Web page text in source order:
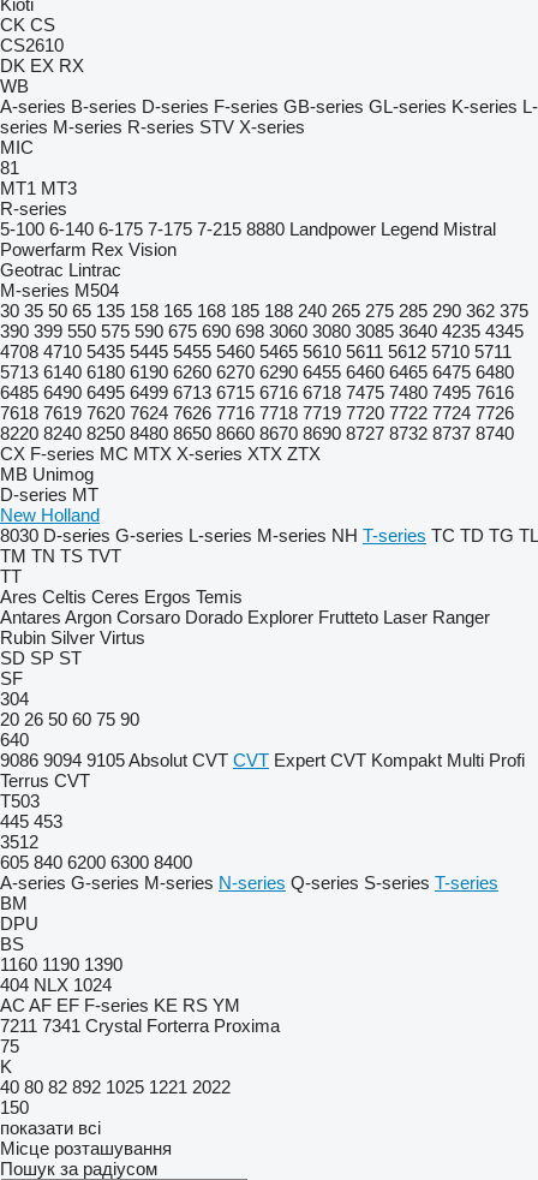
Kioti
CK CS
CS2610
DK EX RX
WB
A-series B-series D-series F-series GB-series GL-series K-series L-
series M-series R-series STV X-series
MIC
81
MT1 MT3
R-series
5-100 6-140 6-175 7-175 7-215 8880 Landpower Legend Mistral
Powerfarm Rex Vision
Geotrac Lintrac
M-series M504
30 35 50 65 135 158 165 168 185 188 240 265 275 285 290 362 375
390 399 550 575 590 675 690 698 3060 3080 3085 3640 4235 4345
4708 4710 5435 5445 5455 5460 5465 5610 5611 5612 5710 5711
5713 6140 6180 6190 6260 6270 6290 6455 6460 6465 6475 6480
6485 6490 6495 6499 6713 6715 6716 6718 7475 7480 7495 7616
7618 7619 7620 7624 7626 7716 7718 7719 7720 7722 7724 7726
8220 8240 8250 8480 8650 8660 8670 8690 8727 8732 8737 8740
CX F-series MC MTX X-series XTX ZTX
MB Unimog
D-series MT
New Holland
8030 D-series G-series L-series M-series NH T-series TC TD TG TL
TM TN TS TVT
TT
Ares Celtis Ceres Ergos Temis
Antares Argon Corsaro Dorado Explorer Frutteto Laser Ranger
Rubin Silver Virtus
SD SP ST
SF
304
20 26 50 60 75 90
640
9086 9094 9105Absolut CVT CVT Expert CVT Kompakt Multi Profi
Terrus CVT
T503
445 453
3512
605 840 6200 6300 8400
A-series G-series M-series N-series Q-series S-series T-series
BM
DPU
BS
1160 1190 1390
404 NLX 1024
AC AF EF F-series KE RS YM
7211 7341 Crystal Forterra Proxima
75
K
40 80 82 892 1025 1221 2022
150
показати всі
Місце розташування
Пошук за радіусом